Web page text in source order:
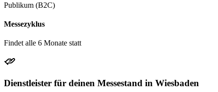
Publikum (B2C)
Messezyklus
Findet alle 6 Monate statt
Dienstleister für deinen Messestand in Wiesbaden